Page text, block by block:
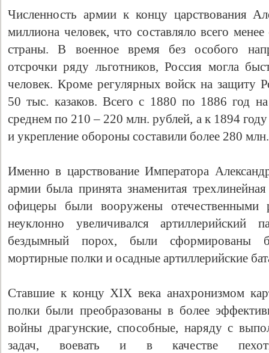
Численность армии к концу царствования
миллиона человек, что составляло всего
страны. В военное время без особого
отсрочки ряду льготников, Россия могла
человек. Кроме регулярных войск на защиту
50 тыс. казаков. Всего с 1880 по 1886 год
среднем по 210 – 220 млн. рублей, а к 1894
и укрепление обороны составили более 280
Именно в царствование Императора
армии была принята знаменитая
офицеры были вооружены отечественными
неуклонно увеличивался артиллерийский
бездымный порох, были сформированы
мортирные полки и осадные артиллерийские
Ставшие к концу XIX века анахронизмом
полки были преобразованы в более
войны драгунские, способные, наряду с
задач, воевать и в качестве